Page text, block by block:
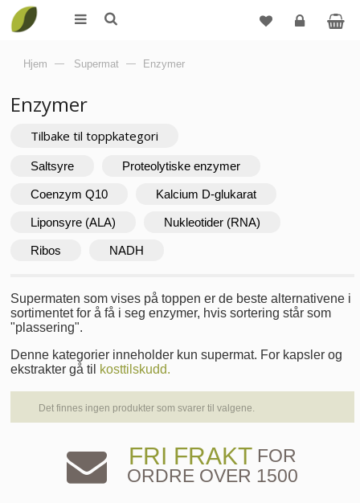
Hjem — Supermat — Enzymer
Enzymer
Tilbake til toppkategori
Saltsyre Proteolytiske enzymer
Coenzym Q10 Kalcium D-glukarat
Liponsyre (ALA) Nukleotider (RNA)
Ribos NADH
Supermaten som vises på toppen er de beste alternativene i
sortimentet for å få i seg enzymer, hvis sortering står som
"plassering".
Denne kategorier inneholder kun supermat. For kapsler og
ekstrakter gå til
kosttilskudd.
Det finnes ingen produkter som svarer til valgene.
FRI FRAKTFOR
ORDRE OVER 1500